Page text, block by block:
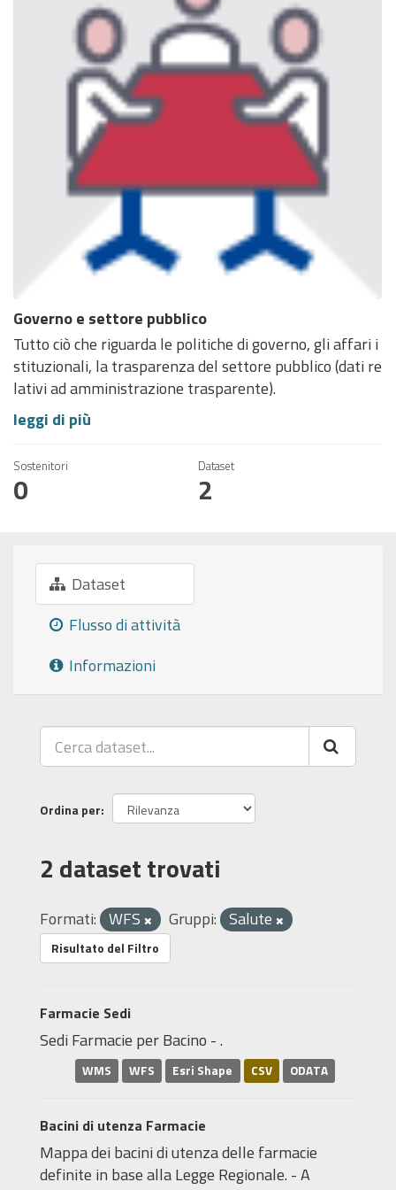
Governo e settore pubblico
Tutto ciò che riguarda le politiche di governo, gli affari i
stituzionali, la trasparenza del settore pubblico (dati re
lativi ad amministrazione trasparente).
leggi di più
Sostenitori
0
Dataset
2
Dataset
Flusso di attività
Informazioni
Ordina per
2 dataset trovati
Formati: WFS Gruppi: Salute
Risultato del Filtro
Farmacie Sedi
Sedi Farmacie per Bacino - .
WMS WFS Esri Shape CSV ODATA
Bacini di utenza Farmacie
Mappa dei bacini di utenza delle farmacie
definite in base alla Legge Regionale. - A